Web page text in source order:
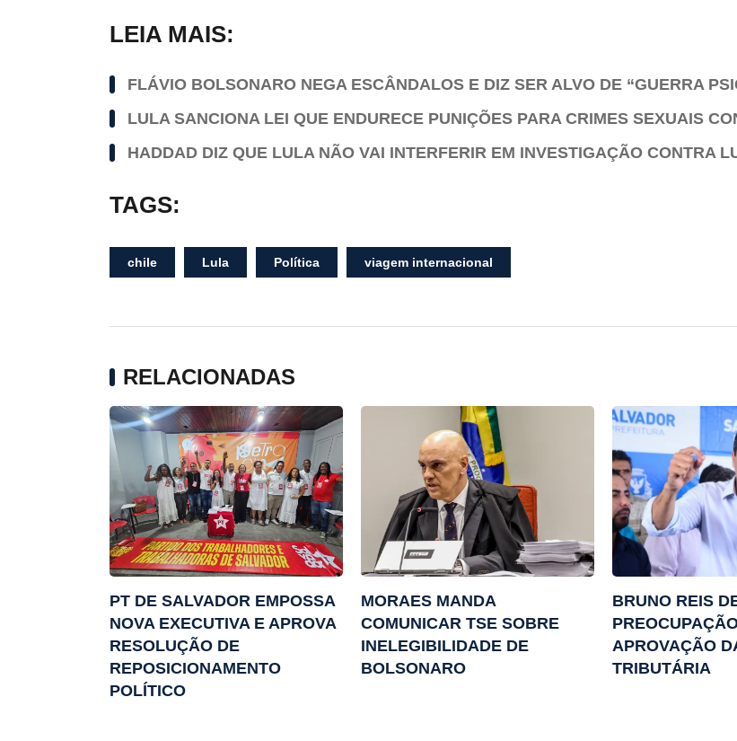
LEIA MAIS:
FLÁVIO BOLSONARO NEGA ESCÂNDALOS E DIZ SER ALVO DE “GUERRA
LULA SANCIONA LEI QUE ENDURECE PUNIÇÕES PARA CRIMES SEXUAIS
HADDAD DIZ QUE LULA NÃO VAI INTERFERIR EM INVESTIGAÇÃO CONTRA
TAGS:
chile Lula Política viagem internacional
RELACIONADAS
PT DE SALVADOR EMPOSSA
NOVA EXECUTIVA E APROVA
RESOLUÇÃO DE
REPOSICIONAMENTO
POLÍTICO
MORAES MANDA
COMUNICAR TSE SOBRE
INELEGIBILIDADE DE
BOLSONARO
BRUNO REIS
APROVAÇÃO
TRIBUTÁRIA